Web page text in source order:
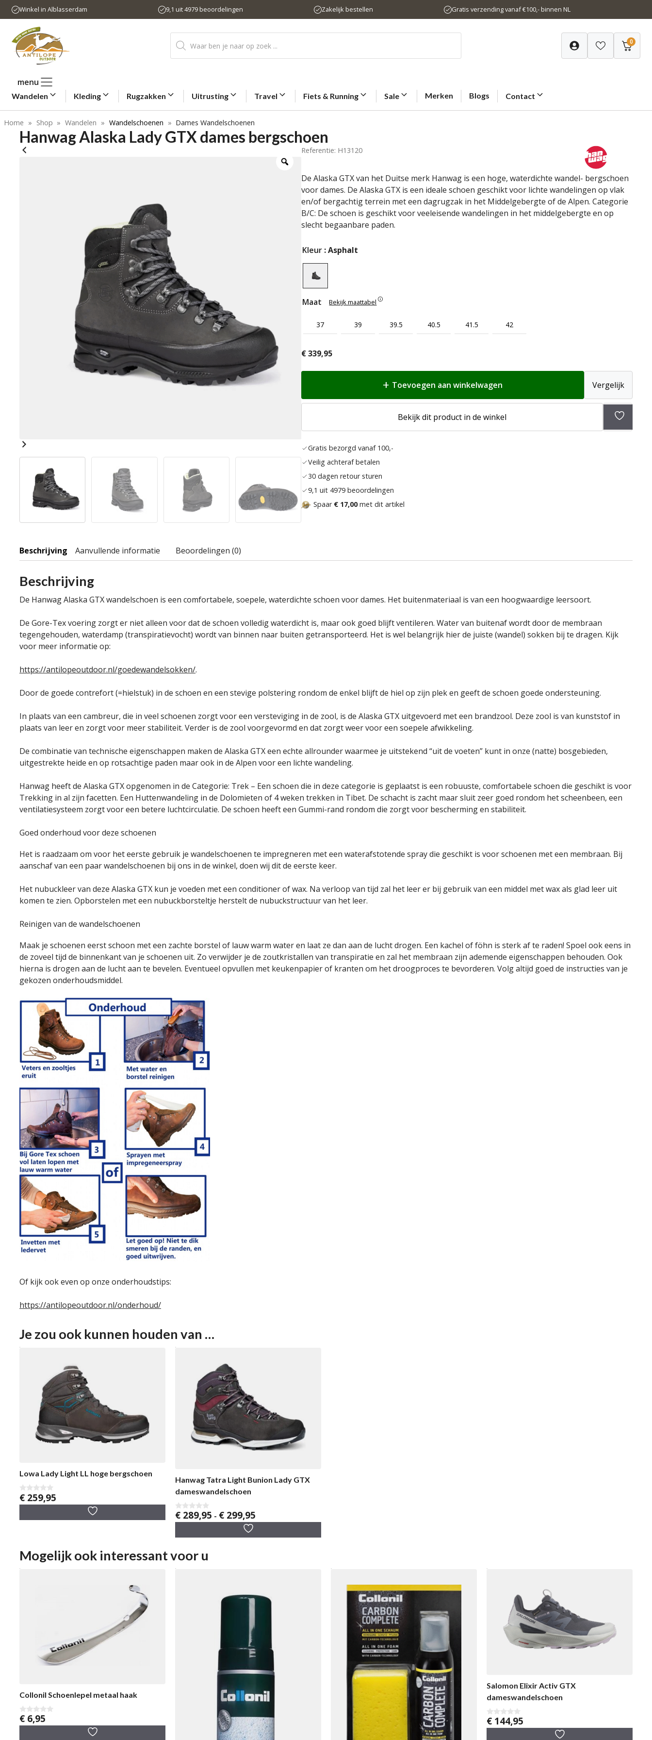
naar
inhoud
Winkel in Alblasserdam 9,1 uit 4979 beoordelingen Zakelijk bestellen Gratis verzending vanaf €100,- binnen NL
Producten
zoeken 0
menu
Wandelen Kleding Rugzakken Uitrusting Travel Fiets & Running Sale Merken Blogs Contact
Home » Shop » Wandelen » Wandelschoenen » Dames Wandelschoenen
Hanwag Alaska Lady GTX dames bergschoen
Referentie: H13120
De Alaska GTX van het Duitse merk Hanwag is een hoge, waterdichte wandel- bergschoen
voor dames. De Alaska GTX is een ideale schoen geschikt voor lichte wandelingen op vlak
en/of bergachtig terrein met een dagrugzak in het Middelgebergte of de Alpen. Categorie
B/C: De schoen is geschikt voor veeleisende wandelingen in het middelgebergte en op
slecht begaanbare paden.
Kleur : Asphalt
Maat Bekijk maattabel
37 39 39.5 40.5 41.5 42
€339,95
Toevoegen aan winkelwagen Vergelijk
Bekijk dit product in de winkel
Gratis bezorgd vanaf 100,-
Veilig achteraf betalen
30 dagen retour sturen
9,1 uit 4979 beoordelingen
Spaar € 17,00met dit artikel
Beschrijving Aanvullende informatie Beoordelingen (0)
Beschrijving
De Hanwag Alaska GTX wandelschoen is een comfortabele, soepele, waterdichte schoen voor dames. Het buitenmateriaal is van een hoogwaardige leersoort.
De Gore-Tex voering zorgt er niet alleen voor dat de schoen volledig waterdicht is, maar ook goed blijft ventileren. Water van buitenaf wordt door de membraan
tegengehouden, waterdamp (transpiratievocht) wordt van binnen naar buiten getransporteerd. Het is wel belangrijk hier de juiste (wandel) sokken bij te dragen. Kijk
voor meer informatie op:
https://antilopeoutdoor.nl/goedewandelsokken/.
Door de goede contrefort (=hielstuk) in de schoen en een stevige polstering rondom de enkel blijft de hiel op zijn plek en geeft de schoen goede ondersteuning.
In plaats van een cambreur, die in veel schoenen zorgt voor een versteviging in de zool, is de Alaska GTX uitgevoerd met een brandzool. Deze zool is van kunststof in
plaats van leer en zorgt voor meer stabiliteit. Verder is de zool voorgevormd en dat zorgt weer voor een soepele afwikkeling.
De combinatie van technische eigenschappen maken de Alaska GTX een echte allrounder waarmee je uitstekend “uit de voeten” kunt in onze (natte) bosgebieden,
uitgestrekte heide en op rotsachtige paden maar ook in de Alpen voor een lichte wandeling.
Hanwag heeft de Alaska GTX opgenomen in de Categorie: Trek – Een schoen die in deze categorie is geplaatst is een robuuste, comfortabele schoen die geschikt is voor
Trekking in al zijn facetten. Een Huttenwandeling in de Dolomieten of 4 weken trekken in Tibet. De schacht is zacht maar sluit zeer goed rondom het scheenbeen, een
ventilatiesysteem zorgt voor een betere luchtcirculatie. De schoen heeft een Gummi-rand rondom die zorgt voor bescherming en stabiliteit.
Goed onderhoud voor deze schoenen
Het is raadzaam om voor het eerste gebruik je wandelschoenen te impregneren met een waterafstotende spray die geschikt is voor schoenen met een membraan. Bij
aanschaf van een paar wandelschoenen bij ons in de winkel, doen wij dit de eerste keer.
Het nubuckleer van deze Alaska GTX kun je voeden met een conditioner of wax. Na verloop van tijd zal het leer er bij gebruik van een middel met wax als glad leer uit
komen te zien. Opborstelen met een nubuckborsteltje herstelt de nubuckstructuur van het leer.
Reinigen van de wandelschoenen
Maak je schoenen eerst schoon met een zachte borstel of lauw warm water en laat ze dan aan de lucht drogen. Een kachel of föhn is sterk af te raden! Spoel ook eens in
de zoveel tijd de binnenkant van je schoenen uit. Zo verwijder je de zoutkristallen van transpiratie en zal het membraan zijn ademende eigenschappen behouden. Ook
hierna is drogen aan de lucht aan te bevelen. Eventueel opvullen met keukenpapier of kranten om het droogproces te bevorderen. Volg altijd goed de instructies van je
gekozen onderhoudsmiddel.
Of kijk ook even op onze onderhoudstips:
https://antilopeoutdoor.nl/onderhoud/
Je zou ook kunnen houden van …
Lowa Lady Light LL hoge bergschoen
0
v
5
€ 259,95
Hanwag Tatra Light Bunion Lady GTX
dameswandelschoen
0
v
€ 289,95 - € 299,95
€ 289,95
Mogelijk ook interessant voor u
Collonil Schoenlepel metaal haak
0
v
€ 6,95
Salomon Elixir Activ GTX
dameswandelschoen
0
v
€ 144,95